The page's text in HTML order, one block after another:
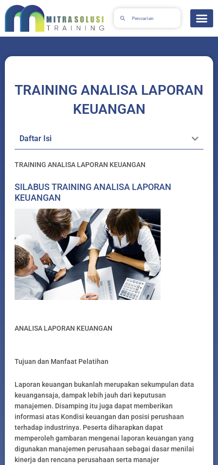
Lewati
ke
TRAINING ANALISA LAPORAN
KEUANGAN
Daftar Isi
TRAINING ANALISA LAPORAN KEUANGAN
SILABUS TRAINING ANALISA LAPORAN
KEUANGAN
ANALISA LAPORAN KEUANGAN
Tujuan dan Manfaat Pelatihan
Laporan keuangan bukanlah merupakan sekumpulan data
keuangansaja, dampak lebih jauh dari keputusan
manajemen. Disamping itu juga dapat memberikan
informasi atas Kondisi keuangan dan posisi perushaan
terhadap industrinya. Peserta diharapkan dapat
memperoleh gambaran mengenai laporan keuangan yang
digunakan manajemen perusahaan sebagai dasar menilai
kinerja dan rencana perusahaan serta manajer